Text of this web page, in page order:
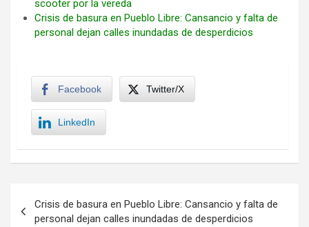
scooter por la vereda
Crisis de basura en Pueblo Libre: Cansancio y falta de
personal dejan calles inundadas de desperdicios
Facebook Twitter/X
LinkedIn
de
Crisis de basura en Pueblo Libre: Cansancio y falta de
personal dejan calles inundadas de desperdicios